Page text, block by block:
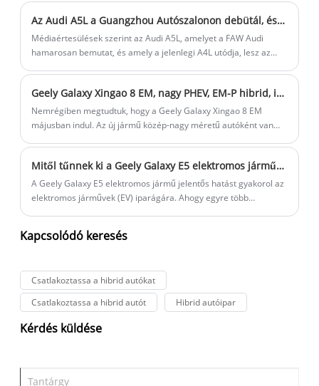
harctörténeteket rejt magában. Ez a cikksorozat elsősorban azt
rögzíti, hogy a kínai autógyártók hogyan mennek külföldre, hogy
új lehetőségeket találjanak az elektromos és intelligens globális
Az Audi A5L a Guangzhou Autószalonon debütál, és várhatóan a Huawei intelligens vezetési funkcióval lesz felszerelve
Médiaértesülések szerint az Audi A5L, amelyet a FAW Audi
hamarosan bemutat, és amely a jelenlegi A4L utódja, lesz az
Guangzhou Autószalonon. 2025 közepén jelent meg a piacon.Geely Galaxy Xingao 8 EM, nagy PHEV, EM-P hibrid, indíthat
Nemrégiben megtudtuk, hogy a Geely Galaxy Xingao 8 EM
májusban indul. Az új jármű közép-nagy méretű autóként van
Mitől tűnnek ki a Geely Galaxy E5 elektromos járművek az elektromos járművek piacán
A Geely Galaxy E5 elektromos jármű jelentős hatást gyakorol az
elektromos járművek (EV) iparágára. Ahogy egyre több
vezetési élményt ígér. Ez a blog az elektromos járművek
Geely Galaxy E5-re és a növekvő elektromos járművek piacán
elfoglalt pozíciójára összpontosítva.
Kapcsolódó keresés
Csatlakoztassa a hibrid autókat
Csatlakoztassa a hibrid autót
Hibrid autóipar
Kérdés küldése